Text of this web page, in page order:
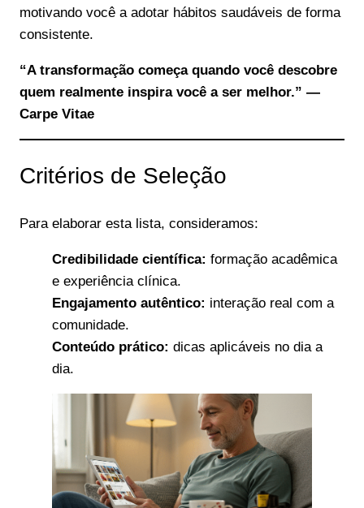
motivando você a adotar hábitos saudáveis de forma
consistente.
“A transformação começa quando você descobre
quem realmente inspira você a ser melhor.” —
Carpe Vitae
Critérios de Seleção
Para elaborar esta lista, consideramos:
Credibilidade científica: formação acadêmica
e experiência clínica.
Engajamento autêntico: interação real com a
comunidade.
Conteúdo prático: dicas aplicáveis no dia a
dia.